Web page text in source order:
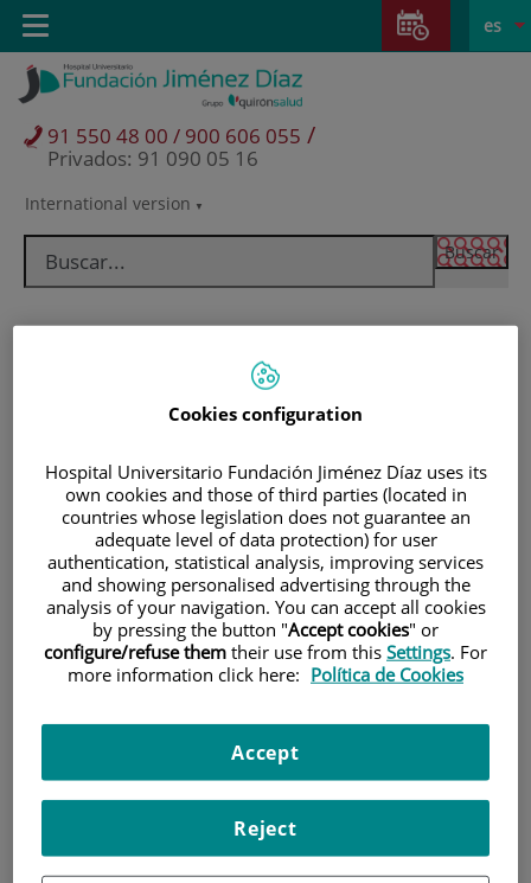
Saltar al contenido
Saltar
contenido
Selector
idioma
activo
es
International version
91 550 48 00 / 900 606 055 /
Privados: 91 090 05 16
Toggle
navigation
Pacientes y visitantes
Investigación
Cookies configuration
Hospital Universitario Fundación Jiménez Díaz uses its
own cookies and those of third parties (located in
countries whose legislation does not guarantee an
adequate level of data protection) for user
authentication, statistical analysis, improving services
and showing personalised advertising through the
analysis of your navigation. You can accept all cookies
by pressing the button "Accept cookies" or
configure/refuse them their use from this Settings. For
more information click here: Política de Cookies
Reject
Accept